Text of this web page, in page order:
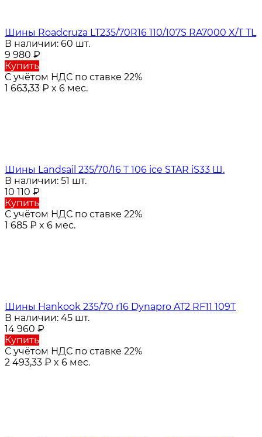
Шины Roadcruza LT235/70R16 110/107S RA7000 X/T TL
В наличии: 60 шт.
9 980 ₽
Купить
С учётом НДС по ставке 22%
1 663,33 ₽ x 6 мес.
Шины Landsail 235/70/16 T 106 ice STAR iS33 Ш.
В наличии: 51 шт.
10 110 ₽
Купить
С учётом НДС по ставке 22%
1 685 ₽ x 6 мес.
Шины Hankook 235/70 r16 Dynapro AT2 RF11 109T
В наличии: 45 шт.
14 960 ₽
Купить
С учётом НДС по ставке 22%
2 493,33 ₽ x 6 мес.